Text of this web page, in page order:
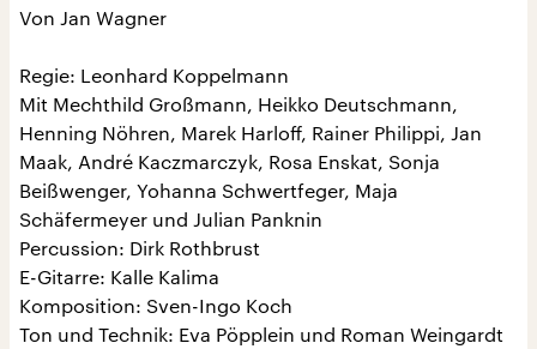
Von Jan Wagner
Regie: Leonhard Koppelmann
Mit Mechthild Großmann, Heikko Deutschmann,
Henning Nöhren, Marek Harloff, Rainer Philippi, Jan
Maak, André Kaczmarczyk, Rosa Enskat, Sonja
Beißwenger, Yohanna Schwertfeger, Maja
Schäfermeyer und Julian Panknin
Percussion: Dirk Rothbrust
E-Gitarre: Kalle Kalima
Komposition: Sven-Ingo Koch
Ton und Technik: Eva Pöpplein und Roman Weingardt